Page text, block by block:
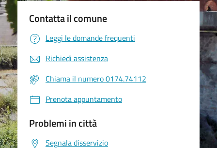
Contatta il comune
Leggi le domande frequenti
Richiedi assistenza
Chiama il numero 0174.74112
Prenota appuntamento
Problemi in città
Segnala disservizio